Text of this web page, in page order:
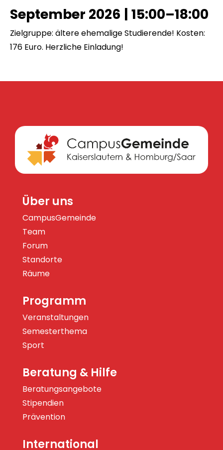
September 2026 | 15:00–18:00
Zielgruppe: ältere ehemalige Studierende! Kosten:
176 Euro. Herzliche Einladung!
Über uns
CampusGemeinde
Team
Forum
Standorte
Räume
Programm
Veranstaltungen
Semesterthema
Sport
Beratung & Hilfe
Beratungsangebote
Stipendien
Prävention
International